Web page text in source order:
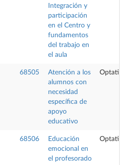
Integración y
participación
en el Centro y
fundamentos
del trabajo en
el aula
68505
Atención a los
alumnos con
necesidad
específica de
apoyo
educativo
Optativa
68506
Educación
emocional en
el profesorado
Optativa